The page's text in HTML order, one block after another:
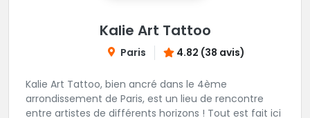
Kalie Art Tattoo
Paris 4.82 (38 avis)
Kalie Art Tattoo, bien ancré dans le 4ème
arrondissement de Paris, est un lieu de rencontre
entre artistes de différents horizons ! Tout est fait ici